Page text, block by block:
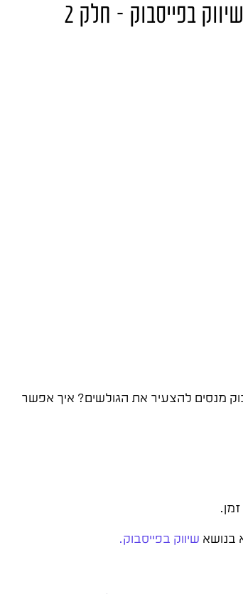
בפייסבוק – חלק 2
מנסים להצעיר את הגולשים? איך אפשר
בנושא שיווק בפייסבוק.